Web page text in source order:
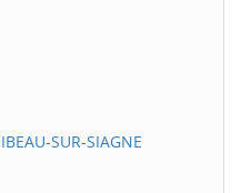
SUR-SIAGNE